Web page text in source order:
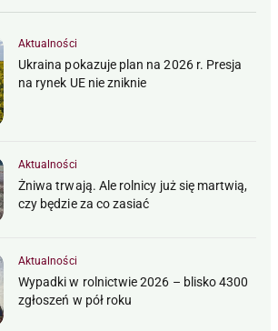
Aktualności
Ukraina pokazuje plan na 2026 r. Presja
na rynek UE nie zniknie
Aktualności
Żniwa trwają. Ale rolnicy już się martwią,
czy będzie za co zasiać
Aktualności
Wypadki w rolnictwie 2026 – blisko 4300
zgłoszeń w pół roku